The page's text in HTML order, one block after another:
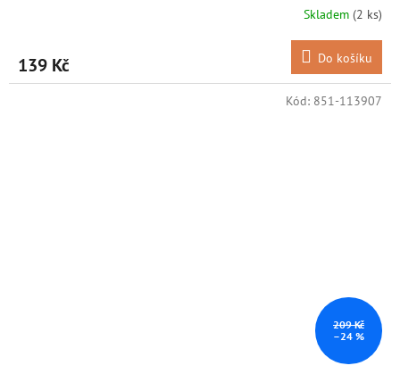
Skladem (2 ks)
139 Kč Do košíku
209 Kč
–24 %
Kód: 851-113907